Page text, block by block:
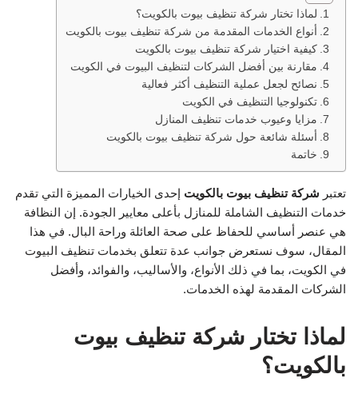
لماذا تختار شركة تنظيف بيوت بالكويت؟
أنواع الخدمات المقدمة من شركة تنظيف بيوت بالكويت
كيفية اختيار شركة تنظيف بيوت بالكويت
مقارنة بين أفضل الشركات لتنظيف البيوت في الكويت
نصائح لجعل عملية التنظيف أكثر فعالية
تكنولوجيا التنظيف في الكويت
مزايا وعيوب خدمات تنظيف المنازل
أسئلة شائعة حول شركة تنظيف بيوت بالكويت
خاتمة
تعتبر شركة تنظيف بيوت بالكويت إحدى الخيارات المميزة التي تقدم
خدمات التنظيف الشاملة للمنازل بأعلى معايير الجودة. إن النظافة
هي عنصر أساسي للحفاظ على صحة العائلة وراحة البال. في هذا
المقال، سوف نستعرض جوانب عدة تتعلق بخدمات تنظيف البيوت
في الكويت، بما في ذلك الأنواع، والأساليب، والفوائد، وأفضل
الشركات المقدمة لهذه الخدمات.
لماذا تختار شركة تنظيف بيوت
بالكويت؟